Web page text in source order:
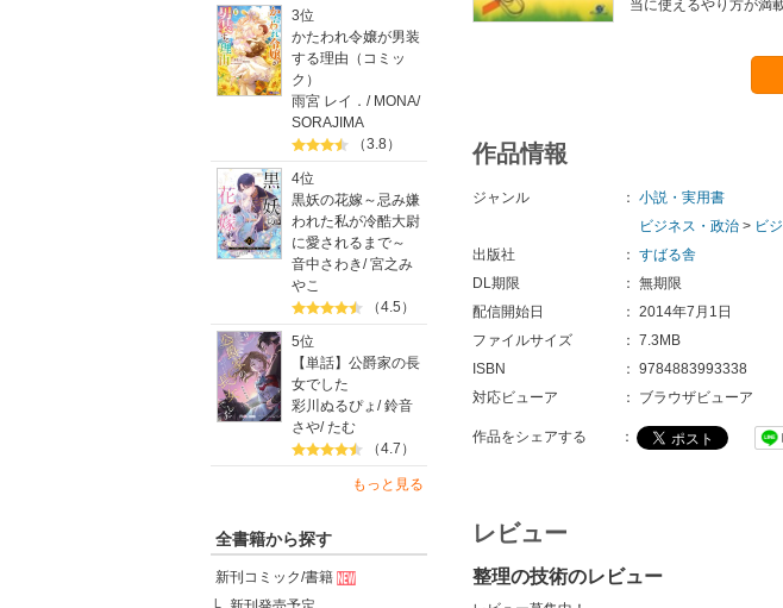
3位
かたわれ令嬢が男装
する理由（コミッ
ク）
雨宮 レイ． / MONA/
SORAJIMA
（3.8）
4位
黒妖の花嫁～忌み嫌
われた私が冷酷大尉
に愛されるまで～
音中さわき/宮之み
やこ
（4.5）
5位
【単話】公爵家の長
女でした
彩川ぬるぴょ /鈴音
さや/たむ
（4.7）
もっと見る
全書籍から探す
新刊コミック/書籍
当に使えるやり方が満
作品情報
ジャンル ： 小説・実用書
ビジネス・政治 > ビ
出版社
： すばる舎
DL期限
： 無期限
配信開始日
： 2014年7月1日
ファイルサイズ
： 7.3MB
ISBN
： 9784883993338
対応ビューア
： ブラウザビューア
作品をシェアする ：
レビュー
整理の技術のレビュー